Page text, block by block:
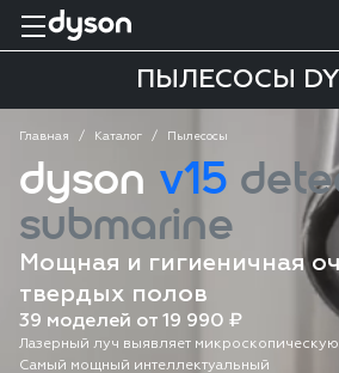
ПЫЛЕСОСЫ
Главная Каталог Пылесосы
dyson v15
submarine
Мощная и гигиеничная
твердых полов
39 моделей от 19 990 ₽
Лазерный луч выявляет
Самый мощный интеллектуальный